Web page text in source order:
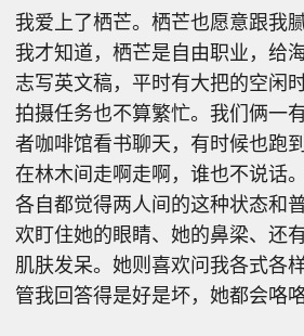
我爱上了栖芒。栖芒也愿意跟我
我才知道，栖芒是自由职业，给
志写英文稿，平时有大把的空闲
拍摄任务也不算繁忙。我们俩一
者咖啡馆看书聊天，有时候也跑
在林木间走啊走啊，谁也不说话
各自都觉得两人间的这种状态和
欢盯住她的眼睛、她的鼻梁、还
肌肤发呆。她则喜欢问我各式各
管我回答得是好是坏，她都会咯